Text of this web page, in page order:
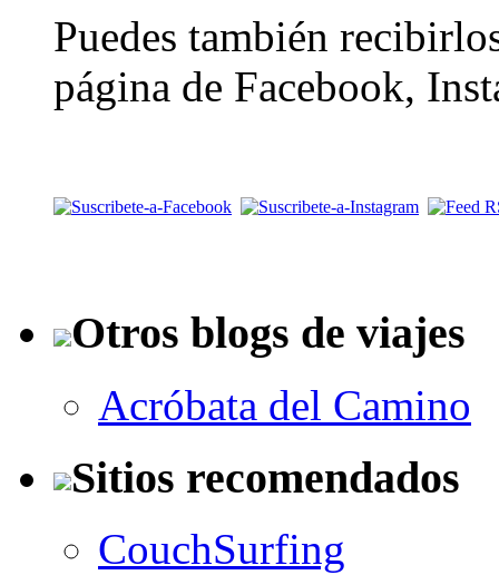
Puedes también
página de Facebook,
Otros blogs de viajes
Acróbata del Camino
Sitios recomendados
CouchSurfing